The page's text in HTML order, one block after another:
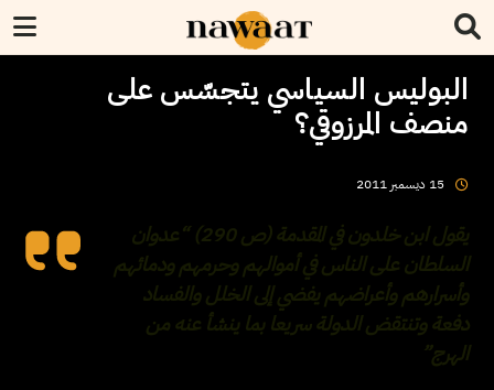
البوليس السياسي يتجسّس على
منصف المرزوقي؟
15 ديسمبر 2011
يقول ابن خلدون في المقدمة (ص 290) “عدوان
السلطان على الناس في أموالهم وحرمهم ودمائهم
وأسرارهم وأعراضهم يفضي إلى الخلل والفساد
دفعة وتنتقض الدولة سريعا بما ينشأ عنه من
الهرج”